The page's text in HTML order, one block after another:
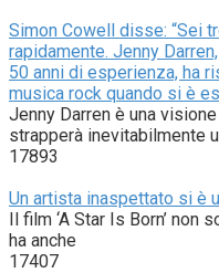
Simon Cowell disse: “Sei
rapidamente. Jenny
50 anni di esperienza, ha
musica rock quando si è
Jenny Darren è una
strapperà inevitabilmente
17893
Un artista inaspettato si è
Il film ‘A Star Is Born’ non
ha anche
17407